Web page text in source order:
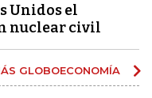
Unidos el
nuclear civil
GLOBOECONOMÍA